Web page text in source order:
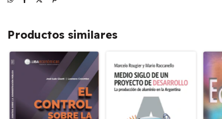
Productos similares